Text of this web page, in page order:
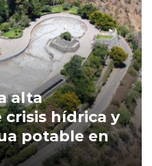
alta
crisis hídrica y
potable en